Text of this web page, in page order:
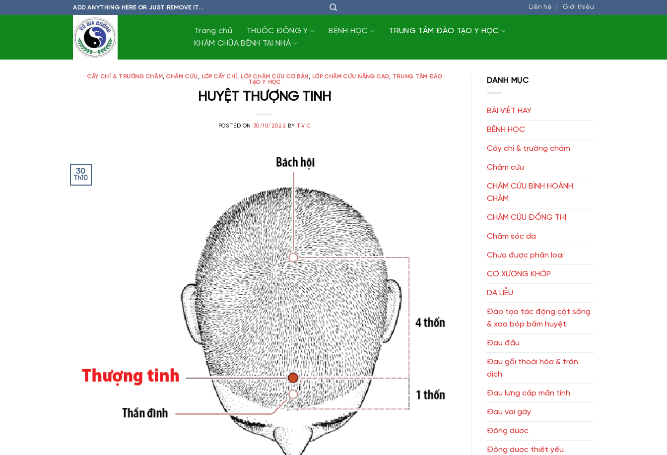
ADD ANYTHING HERE OR JUST REMOVE IT... Liên hệ Giới thiệu
Trang chủ THUỐC ĐÔNG Y BỆNH HỌC
TRUNG TÂM ĐÀO TẠO Y HỌC
KHÁM CHỮA BỆNH TẠI NHÀ
CẤY CHỈ & TRƯỜNG CHÂM ,CHÂM CỨU, LỚP CẤY CHỈ , LỚP CHÂM CỨU CƠ BẢN , LỚP CHÂM CỨU NÂNG CAO, TRUNG TÂM ĐÀO
TẠO Y HỌC
HUYỆT THƯỢNG TINH
POSTED ON 30/10/2022 BY TV C
30
Th10
DANH MỤC
BÀI VIẾT HAY
BỆNH HỌC
Cấy chỉ & trường châm
Châm cứu
CHÂM CỨU BÌNH HOÀNH
CHÂM
CHÂM CỨU ĐỔNG THỊ
Chăm sóc da
Chưa được phân loại
CƠ XƯƠNG KHỚP
DA LIỄU
Đào tạo tác động cột sống
& xoa bóp bấm huyệt
Đau đầu
Đau gối thoái hóa & tràn
dịch
Đau lưng cấp mãn tính
Đau vai gáy
Đông dược
Đông dược thiết yếu